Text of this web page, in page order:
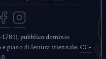
pubblico dominio
piano di lettura triennale: CC-